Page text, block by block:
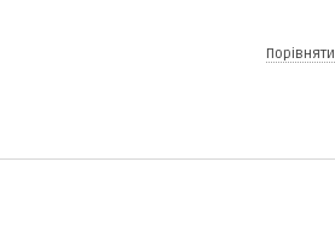
Порівняти